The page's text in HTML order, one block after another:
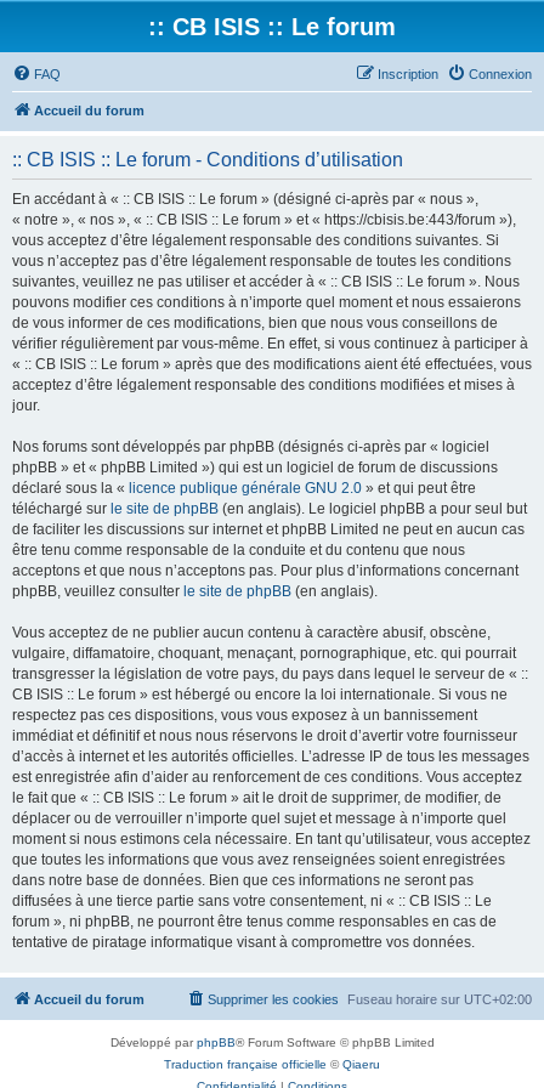
:: CB ISIS :: Le forum
FAQ Connexion
Inscription
Accueil du forum
:: CB ISIS :: Le forum - Conditions d’utilisation
En accédant à « :: CB ISIS :: Le forum » (désigné ci-après par « nous »,
« notre », « nos », « :: CB ISIS :: Le forum » et « https://cbisis.be:443/forum »),
vous acceptez d’être légalement responsable des conditions suivantes. Si
vous n’acceptez pas d’être légalement responsable de toutes les conditions
suivantes, veuillez ne pas utiliser et accéder à « :: CB ISIS :: Le forum ». Nous
pouvons modifier ces conditions à n’importe quel moment et nous essaierons
de vous informer de ces modifications, bien que nous vous conseillons de
vérifier régulièrement par vous-même. En effet, si vous continuez à participer à
« :: CB ISIS :: Le forum » après que des modifications aient été effectuées, vous
acceptez d’être légalement responsable des conditions modifiées et mises à
jour.
Nos forums sont développés par phpBB (désignés ci-après par « logiciel
phpBB » et « phpBB Limited ») qui est un logiciel de forum de discussions
déclaré sous la « licence publique générale GNU 2.0 » et qui peut être
téléchargé sur le site de phpBB (en anglais). Le logiciel phpBB a pour seul but
de faciliter les discussions sur internet et phpBB Limited ne peut en aucun cas
être tenu comme responsable de la conduite et du contenu que nous
acceptons et que nous n’acceptons pas. Pour plus d’informations concernant
phpBB, veuillez consulter le site de phpBB (en anglais).
Vous acceptez de ne publier aucun contenu à caractère abusif, obscène,
vulgaire, diffamatoire, choquant, menaçant, pornographique, etc. qui pourrait
transgresser la législation de votre pays, du pays dans lequel le serveur de « ::
CB ISIS :: Le forum » est hébergé ou encore la loi internationale. Si vous ne
respectez pas ces dispositions, vous vous exposez à un bannissement
immédiat et définitif et nous nous réservons le droit d’avertir votre fournisseur
d’accès à internet et les autorités officielles. L’adresse IP de tous les messages
est enregistrée afin d’aider au renforcement de ces conditions. Vous acceptez
le fait que « :: CB ISIS :: Le forum » ait le droit de supprimer, de modifier, de
déplacer ou de verrouiller n’importe quel sujet et message à n’importe quel
moment si nous estimons cela nécessaire. En tant qu’utilisateur, vous acceptez
que toutes les informations que vous avez renseignées soient enregistrées
dans notre base de données. Bien que ces informations ne seront pas
diffusées à une tierce partie sans votre consentement, ni « :: CB ISIS :: Le
forum », ni phpBB, ne pourront être tenus comme responsables en cas de
tentative de piratage informatique visant à compromettre vos données.
Accueil du forum Fuseau horaire sur UTC+02:00
Supprimer les cookies
Développé parphpBB® Forum Software © phpBB Limited
Traduction française officielle ©Qiaeru